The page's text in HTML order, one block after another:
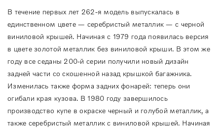
В течение первых лет 262-я модель выпускалась в
единственном цвете — серебристый металлик — с черной
виниловой крышей. Начиная с 1979 года появилась версия
в цвете золотой металлик без виниловой крыши. В этом же
году все седаны 200-й серии получили новый дизайн
задней части со скошенной назад крышкой багажника.
Изменилась также форма задних фонарей: теперь они
огибали края кузова. В 1980 году завершилось
производство купе в окраске черный и голубой металлик, а
также серебристый металлик с виниловой крышей. Начиная